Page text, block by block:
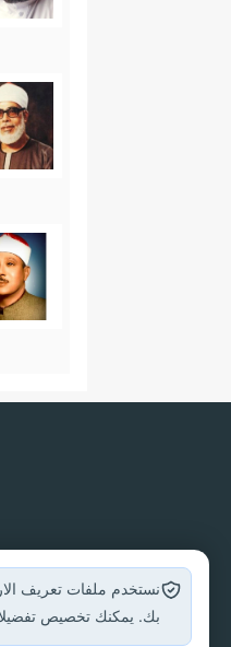
نستخدم ملفات تعريف
بك. يمكنك تخصيص